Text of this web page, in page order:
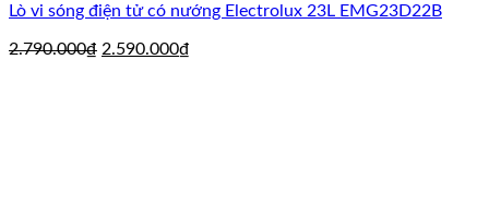
Lò vi sóng điện tử có nướng Electrolux 23L EMG23D22B
2.790.000₫ Giá
2.590.000₫